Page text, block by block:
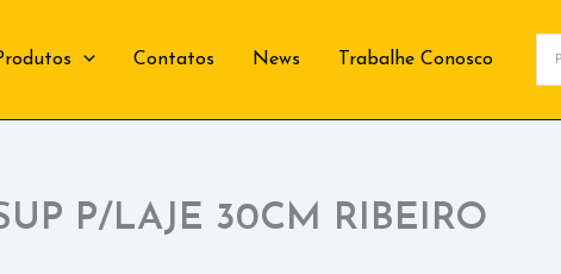
Contatos News Trabalhe Conosco
P/LAJE 30CM RIBEIRO